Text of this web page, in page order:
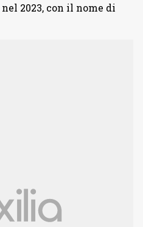
nel 2023, con il nome di